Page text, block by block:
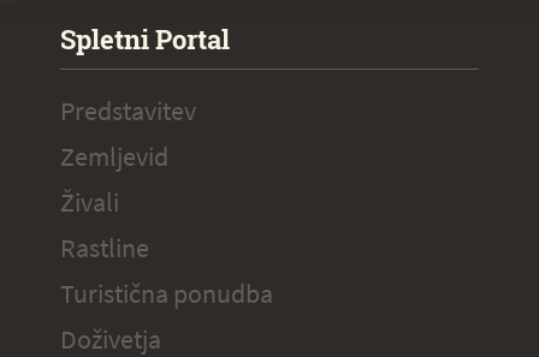
Spletni Portal
Predstavitev
Zemljevid
Živali
Rastline
Turistična ponudba
Doživetja